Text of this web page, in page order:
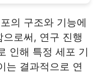
의 구조와 기능에
로써, 연구 진행
인해 특정 세포 기
는 결과적으로 연